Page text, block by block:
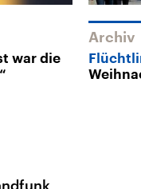
war die
Archiv